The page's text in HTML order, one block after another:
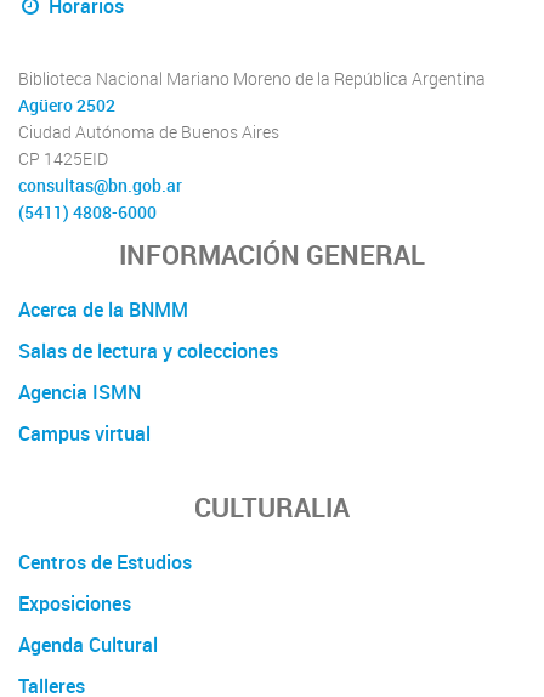
Horarios
Biblioteca Nacional Mariano Moreno de la República Argentina
Agüero 2502
Ciudad Autónoma de Buenos Aires
CP 1425EID
consultas@bn.gob.ar
(5411) 4808-6000
INFORMACIÓN GENERAL
Acerca de la BNMM
Salas de lectura y colecciones
Agencia ISMN
Campus virtual
CULTURALIA
Centros de Estudios
Exposiciones
Agenda Cultural
Talleres